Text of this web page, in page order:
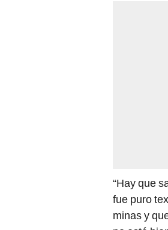
“Hay que
fue puro
minas y